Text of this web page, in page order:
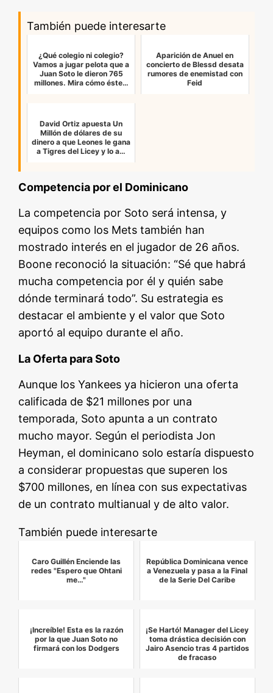
También puede interesarte
¿Qué colegio ni colegio?
Vamos a jugar pelota que a
Juan Soto le dieron 765
millones. Mira cómo éste…
Aparición de Anuel en
concierto de Blessd desata
rumores de enemistad con
Feid
David Ortiz apuesta Un
Millón de dólares de su
dinero a que Leones le gana
a Tigres del Licey y lo a…
Competencia por el Dominicano
La competencia por Soto será intensa, y
equipos como los Mets también han
mostrado interés en el jugador de 26 años.
Boone reconoció la situación: “Sé que habrá
mucha competencia por él y quién sabe
dónde terminará todo”. Su estrategia es
destacar el ambiente y el valor que Soto
aportó al equipo durante el año.
La Oferta para Soto
Aunque los Yankees ya hicieron una oferta
calificada de $21 millones por una
temporada, Soto apunta a un contrato
mucho mayor. Según el periodista Jon
Heyman, el dominicano solo estaría dispuesto
a considerar propuestas que superen los
$700 millones, en línea con sus expectativas
de un contrato multianual y de alto valor.
También puede interesarte
Caro Guillén Enciende las
redes "Espero que Ohtani
me…"
República Dominicana vence
a Venezuela y pasa a la Final
de la Serie Del Caribe
¡Increíble! Esta es la razón
por la que Juan Soto no
firmará con los Dodgers
¡Se Hartó! Manager del Licey
toma drástica decisión con
Jairo Asencio tras 4 partidos
de fracaso